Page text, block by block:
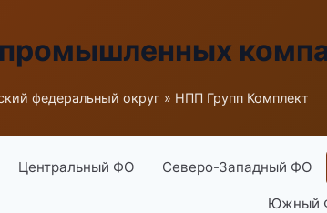
промышленных
федеральный округ » НПП Групп Комплект
Центральный ФО Северо-Западный ФО
Южный